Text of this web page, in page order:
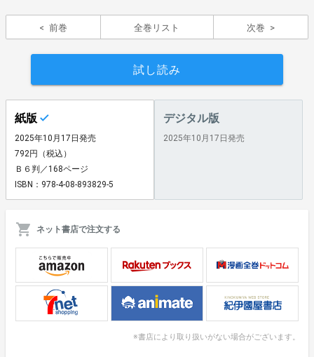
前巻 全巻リスト 次巻
試し読み
紙版
2025年10月17日発売
792円（税込）
Ｂ６判／168ページ
ISBN：978-4-08-893829-5
デジタル版
2025年10月17日発売
ネット書店で注文する
※書店により取り扱いがない場合がございます。